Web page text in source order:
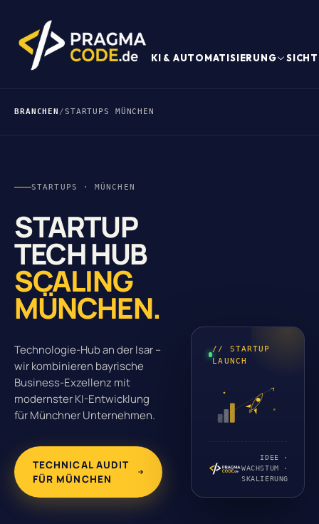
KI & AUTOMATISIERUNG
BRANCHEN /STARTUPS MÜNCHEN
STARTUPS · MÜNCHEN
STARTUP
TECH HUB
SCALING
MÜNCHEN.
Technologie-Hub an der Isar –
wir kombinieren bayrische
Business-Exzellenz mit
modernster KI-Entwicklung
für Münchner Unternehmen.
TECHNICAL AUDIT
FÜR MÜNCHEN
// STARTUP
LAUNCH
IDEE ·
WACHSTUM ·
SKALIERUNG